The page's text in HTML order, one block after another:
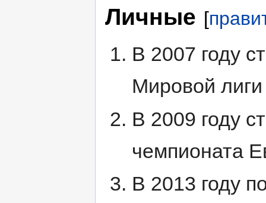
Личные [
В 2007 году
Мировой
В 2009 году
чемпионата
В 2013 году